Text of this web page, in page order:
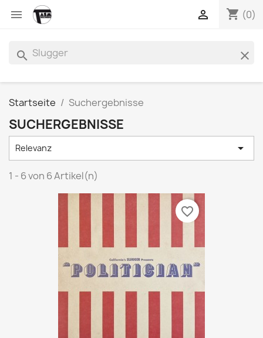
 shopping_cart (0)

search clear
Startseite Suchergebnisse
SUCHERGEBNISSE
Relevanz 
1 - 6 von 6 Artikel(n)
favorite_border